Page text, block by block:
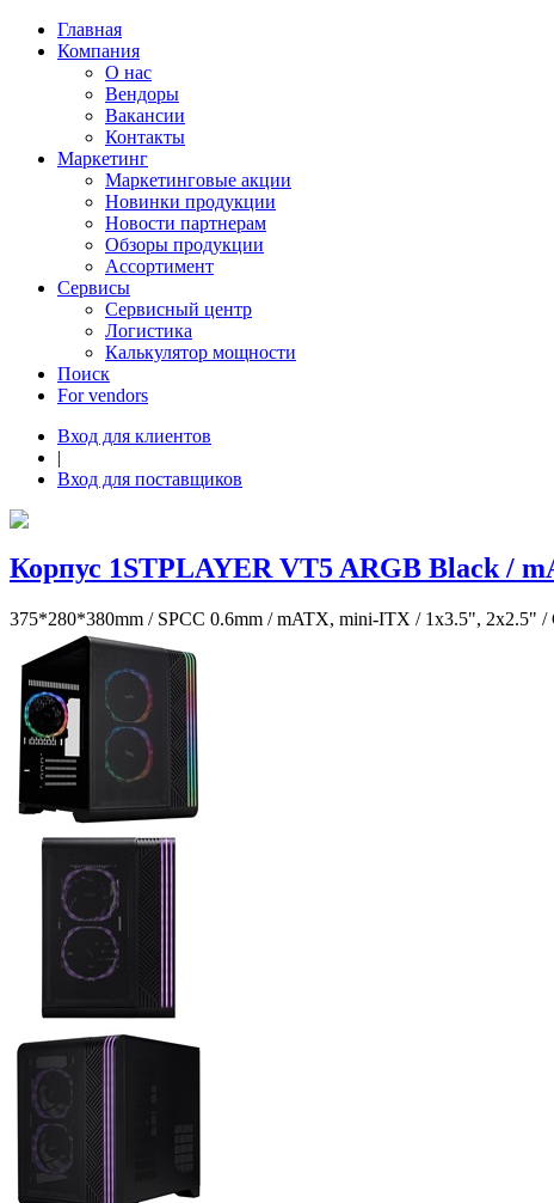
Главная
Компания
О нас
Вендоры
Вакансии
Контакты
Маркетинг
Маркетинговые акции
Новинки продукции
Новости партнерам
Обзоры продукции
Ассортимент
Сервисы
Сервисный центр
Логистика
Калькулятор мощности
Поиск
For vendors
Вход для клиентов
|
Вход для поставщиков
Корпус 1STPLAYER VT5 ARGB Black /
375*280*380mm / SPCC 0.6mm / mATX, mini-ITX / 1x3.5", 2x2.5"